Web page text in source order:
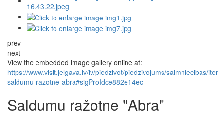
prev
next
View the embedded image gallery online at:
https://www.visit.jelgava.lv/lv/piedzivot/piedzivojums/saimniecibas/
saldumu-razotne-abra#sigProIdce882e14ec
Saldumu ražotne "Abra"